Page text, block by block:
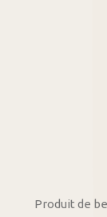
Produit de